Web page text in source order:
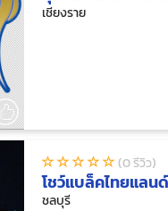
เชียงราย
(0 รีวิว)
โชว์แบล็คไทยแลนด์
ชลบุรี